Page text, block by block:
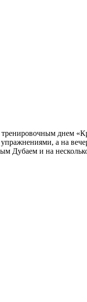
днем
а на
Дубаем и на